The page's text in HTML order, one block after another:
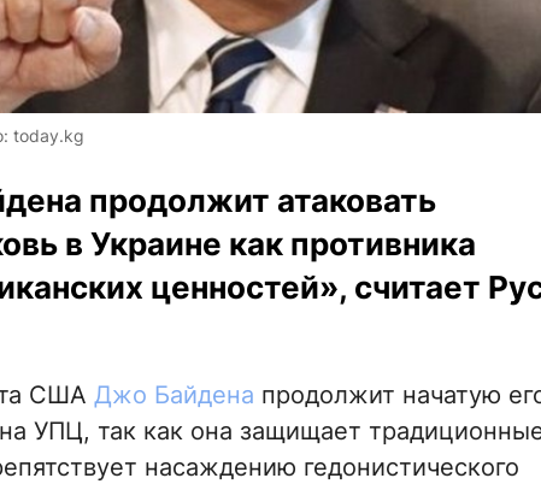
today.kg
продолжит атаковать
в Украине как противника
ценностей», считает
США Джо Байдена продолжит начатую
УПЦ, так как она защищает
насаждению гедонистического